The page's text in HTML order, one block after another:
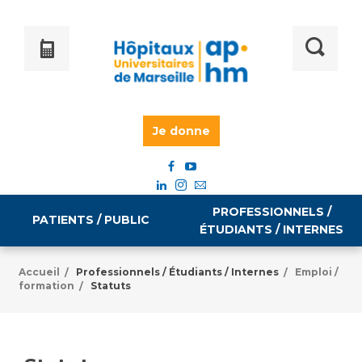
Je donne
PATIENTS / PUBLIC
Informations pratiques
PROFESSIONNELS /
ÉTUDIANTS / INTERNES
Égalité professionnelle
Emploi / formation
Accueil / Professionnels / Étudiants / Internes /
Emploi /
formation / Statuts